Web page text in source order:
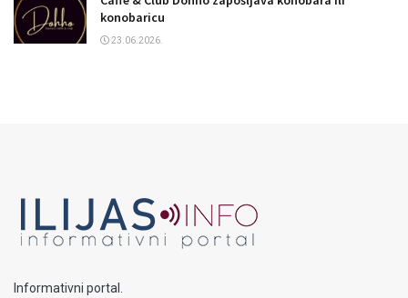
konobaricu
23.06.2026.
Informativni portal.